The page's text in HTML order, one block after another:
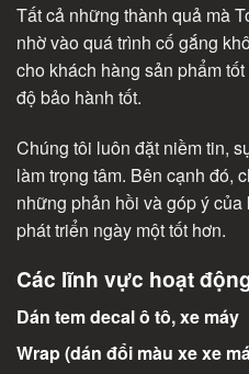
Tất cả những thành quả mà
nhờ vào quá trình cố gắng
cho khách hàng sản phẩm
độ bảo hành tốt.
Chúng tôi luôn đặt niềm tin,
làm trọng tâm. Bên cạnh đó,
những phản hồi và góp ý
phát triển ngày một tốt hơn.
Các lĩnh vực hoạt
Dán tem decal ô tô, xe máy
Wrap (dán đổi màu xe xe